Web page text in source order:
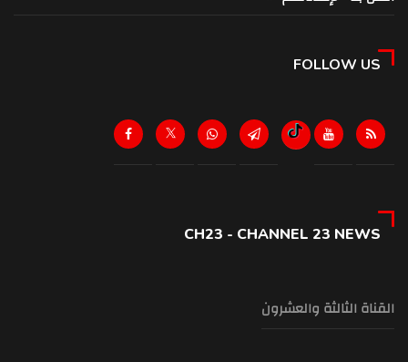
FOLLOW US
CH23 - CHANNEL 23 NEWS
القناة الثالثة والعشرون